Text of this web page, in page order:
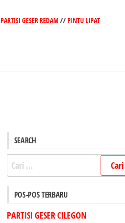
PARTISI GESER REDAM//PINTU LIPAT
SEARCH
Cari
untuk:
POS-POS TERBARU
PARTISI GESER CILEGON